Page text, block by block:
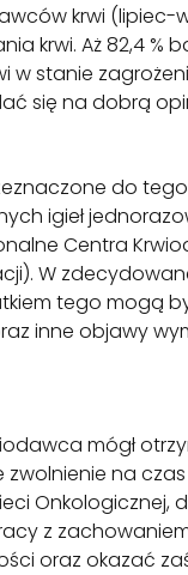
krwi (lipiec-
Aż 82,4 %
w stanie
się na dobrą
do
igieł
Centra
W
tego mogą
inne objawy
mógł
na
Onkologicznej,
z
oraz okazać